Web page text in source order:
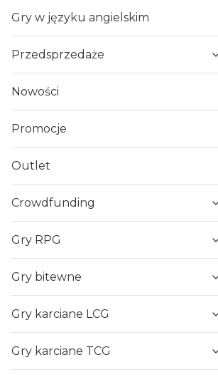
Gry w języku angielskim
Przedsprzedaże
Nowości
Promocje
Outlet
Crowdfunding
Gry RPG
Gry bitewne
Gry karciane LCG
Gry karciane TCG